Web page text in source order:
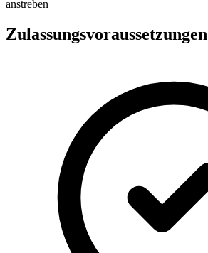
anstreben
Zulassungsvoraussetzungen